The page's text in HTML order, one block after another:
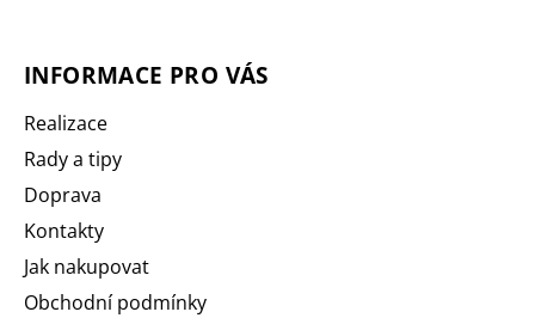
INFORMACE PRO VÁS
Realizace
Rady a tipy
Doprava
Kontakty
Jak nakupovat
Obchodní podmínky